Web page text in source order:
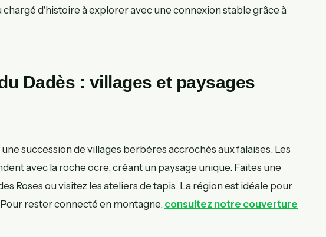
chargé d'histoire à explorer avec une connexion stable grâce à
Dadès : villages et paysages
succession de villages berbères accrochés aux falaises. Les
avec la roche ocre, créant un paysage unique. Faites une
Roses ou visitez les ateliers de tapis. La région est idéale pour
rester connecté en montagne, consultez notre couverture